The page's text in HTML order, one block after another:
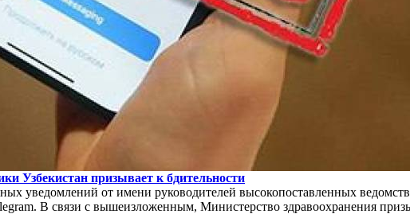
Узбекистан призывает к бдительности
уведомлений от имени руководителей высокопоставленных
В связи с вышеизложенным, Министерство здравоохранения